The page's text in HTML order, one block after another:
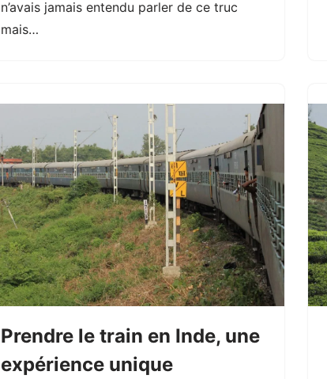
n’avais jamais entendu parler de ce truc
mais…
Prendre le train en Inde, une
expérience unique